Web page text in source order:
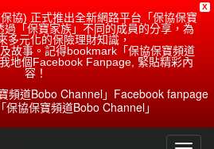
X
協) 正式推出全新網路平台「保協保寶
「保寶家族」不同的成員的分享，為
多元化的保險理財知識，
故事。記得bookmark「保協保寶頻道
地個Facebook Fanpage, 緊貼精彩內
容！
頻道Bobo Channel」Facebook fanpage
協保寶頻道Bobo Channel」